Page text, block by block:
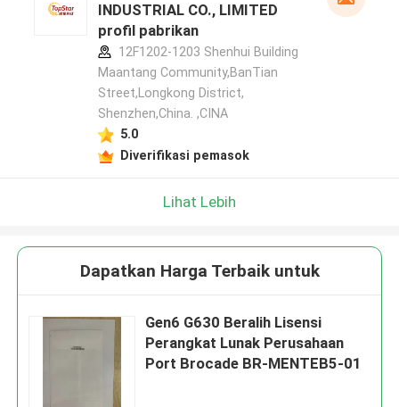
INDUSTRIAL CO., LIMITED
profil pabrikan
12F1202-1203 Shenhui Building
Maantang Community,BanTian
Street,Longkong District,
Shenzhen,China. ,CINA
5.0
Diverifikasi pemasok
Lihat Lebih
Dapatkan Harga Terbaik untuk
Gen6 G630 Beralih Lisensi
Perangkat Lunak Perusahaan
Port Brocade BR-MENTEB5-01